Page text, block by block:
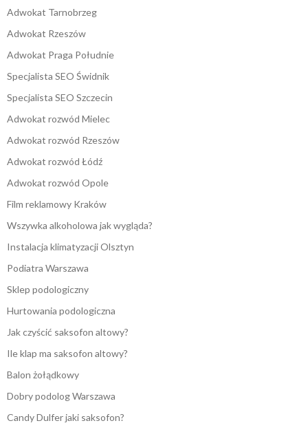
Adwokat Tarnobrzeg
Adwokat Rzeszów
Adwokat Praga Południe
Specjalista SEO Świdnik
Specjalista SEO Szczecin
Adwokat rozwód Mielec
Adwokat rozwód Rzeszów
Adwokat rozwód Łódź
Adwokat rozwód Opole
Film reklamowy Kraków
Wszywka alkoholowa jak wygląda?
Instalacja klimatyzacji Olsztyn
Podiatra Warszawa
Sklep podologiczny
Hurtowania podologiczna
Jak czyścić saksofon altowy?
Ile klap ma saksofon altowy?
Balon żołądkowy
Dobry podolog Warszawa
Candy Dulfer jaki saksofon?